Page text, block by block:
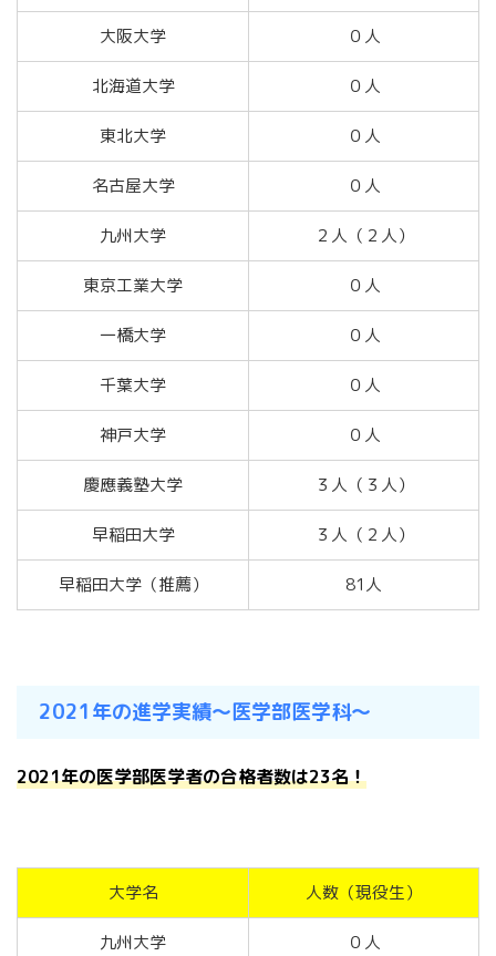
大阪大学 ０人
北海道大学 ０人
東北大学 ０人
名古屋大学 ０人
九州大学 ２人（２人）
東京工業大学 ０人
一橋大学 ０人
千葉大学 ０人
神戸大学 ０人
慶應義塾大学 ３人（３人）
早稲田大学 ３人（２人）
早稲田大学（推薦） 81人
2021年の進学実績〜医学部医学科〜
2021年の医学部医学者の合格者数は23名！
大学名 人数（現役生）
九州大学 ０人